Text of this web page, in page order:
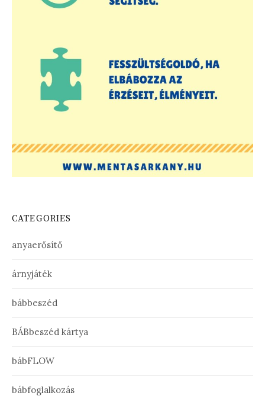
CATEGORIES
anyaerősítő
árnyjáték
bábbeszéd
BÁBbeszéd kártya
bábFLOW
bábfoglalkozás